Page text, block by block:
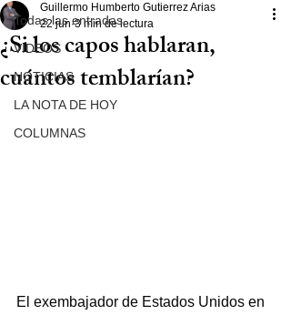
Todas las entradas
VIDEOS
NOTICIAS
LA NOTA DE HOY
COLUMNAS
¿Si los capos hablaran,
cuántos temblarían?
Guillermo Humberto Gutierrez Arias
22 jun 3 min de lectura
El exembajador de Estados Unidos en